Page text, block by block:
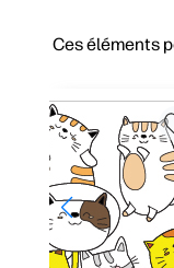
Ces éléments